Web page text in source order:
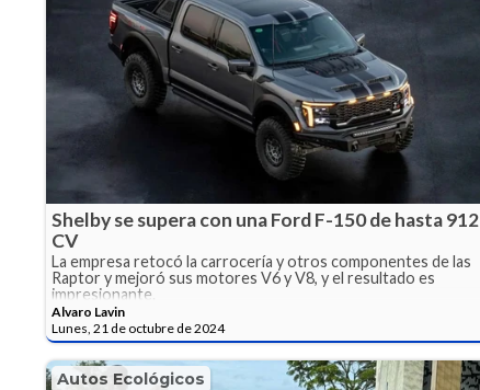
Shelby se supera con una Ford F-150 de hasta 912
CV
La empresa retocó la carrocería y otros componentes de las
Raptor y mejoró sus motores V6 y V8, y el resultado es
impresionante.
Alvaro Lavin
Lunes, 21 de octubre de 2024
Autos Ecológicos